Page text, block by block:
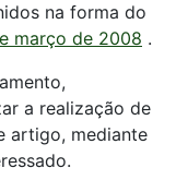
na forma do
março de 2008 .
a realização de
artigo, mediante